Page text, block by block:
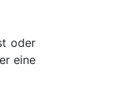
oder
eine